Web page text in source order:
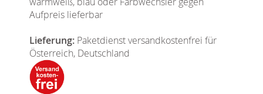
Aufpreis lieferbar
Lieferung: Paketdienst versandkostenfrei für
Österreich, Deutschland